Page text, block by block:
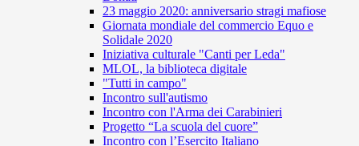
23 maggio 2020: anniversario stragi mafiose
Giornata mondiale del commercio Equo e
Solidale 2020
Iniziativa culturale "Canti per Leda"
MLOL, la biblioteca digitale
"Tutti in campo"
Incontro sull'autismo
Incontro con l'Arma dei Carabinieri
Progetto “La scuola del cuore”
Incontro con l’Esercito Italiano